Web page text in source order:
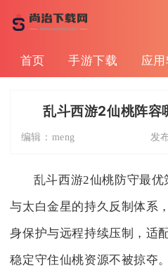
首页 手游下载 应
乱斗西游2仙桃阵容
编辑： meng 发
乱斗西游2仙桃防守最
与太白金星的持久反制体系
身保护与远程持续压制，适
稳定守住仙桃资源不被掠夺